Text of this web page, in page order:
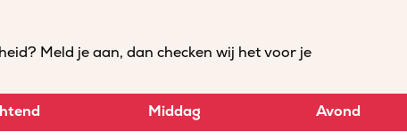
Meld je aan, dan checken wij het voor je
Middag Avond